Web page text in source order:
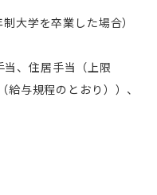
大学を卒業した場合）
当、住居手当（上限
与規程のとおり））、